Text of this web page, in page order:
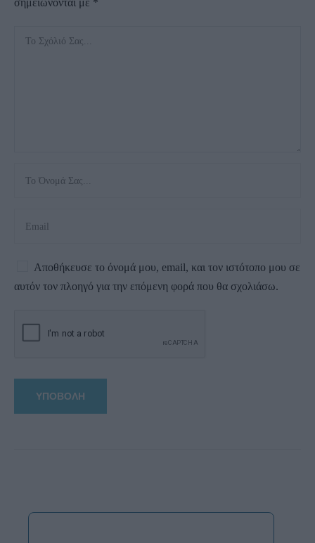
σημειώνονται με *
Αποθήκευσε το όνομά μου, email, και τον ιστότοπο μου σε
αυτόν τον πλοηγό για την επόμενη φορά που θα σχολιάσω.